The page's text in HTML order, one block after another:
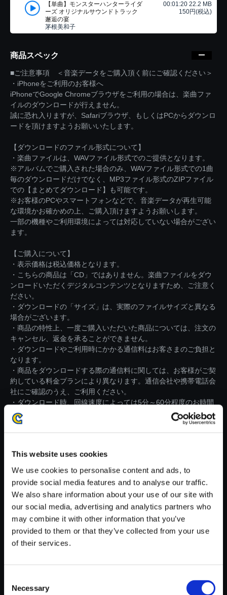
This website uses cookies
We use cookies to personalise content and ads, to
provide social media features and to analyse our traffic.
We also share information about your use of our site with
our social media, advertising and analytics partners who
may combine it with other information that you’ve
provided to them or that they’ve collected from your use
of their services.
Selection
Necessary
【単曲】モンスターハンターライダ
ーズ オリジナルサウンドトラック
邂逅の宴
茅根美和子
00:01:20 22.2 MB
150円(税込)
商品スペック
■ご注意事項 ＜音楽データをご購入頂く前にご確認ください＞
・iPhoneをご利用のお客様へ
iPhoneでGoogle Chromeブラウザをご利用の場合は、楽曲ファ
イルのダウンロードが行えません。
誠に恐れ入りますが、Safariブラウザ、もしくはPCからダウンロ
ードを頂けますようお願いいたします。
【ダウンロードのファイル形式について】
・楽曲ファイルは、WAVファイル形式でのご提供となります。
※アルバムでご購入された場合のみ、WAVファイル形式での1曲
毎のダウンロードだけでなく、MP3ファイル形式のZIPファイル
での【まとめてダウンロード】も可能です。
※お客様のPCやスマートフォンなどで、音楽データが再生可能
な環境かお確かめの上、ご購入頂けますようお願いします。
一部の機種やご利用環境によっては対応していない場合がござい
ます。
【ご購入について】
・表示価格は税込価格となります。
・こちらの商品は「CD」ではありません。楽曲ファイルをダウ
ンロードいただくデジタルコンテンツとなりますため、ご注意く
ださい。
・ダウンロードの「サイズ」は、実際のファイルサイズと異なる
場合がございます。
・商品の特性上、一度ご購入いただいた商品については、注文の
キャンセル、返金を承ることができません。
・ダウンロードやご利用時にかかる通信料はお客さまのご負担と
なります。
・商品をダウンロードする際の通信料に関しては、お客様がご契
約している料金プランにより異なります。通信会社や携帯電話会
社にご確認のうえ、ご利用ください。
・ダウンロード時、回線速度によっては5分～60分程度のお時間
がかかる場合がございます。
※ご購入いただいたファイルのダウンロードの際には、通信環境
が安定しているWifi環境でお試しください。
【単曲】モンスターハンターラ
イダーズ オリジナルサウンドト
ラック 邂逅の宴